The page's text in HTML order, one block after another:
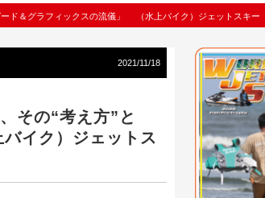
ド＆グラフィックスの流儀」 （水上バイク）ジェットスキー
2021/11/18
その“考え方”と
イク）ジェットス